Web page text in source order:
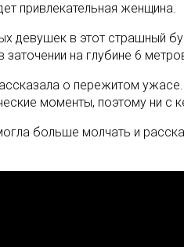
привлекательная женщина.
в этот страшный
на глубине 6
о пережитом
моменты, поэтому ни с
больше молчать и